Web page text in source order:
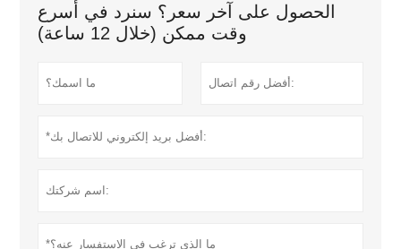
الحصول على آخر سعر؟ سنرد في أسرع
وقت ممكن (خلال 12 ساعة)